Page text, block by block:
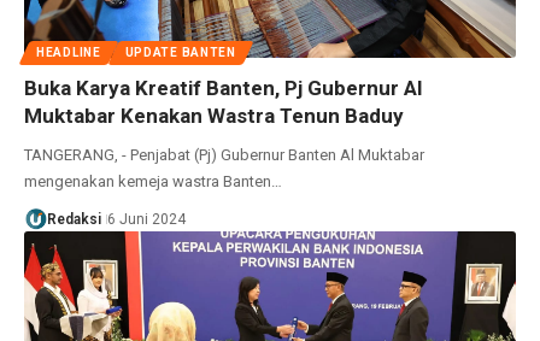
HEADLINE UPDATE BANTEN
Buka Karya Kreatif Banten, Pj Gubernur Al
Muktabar Kenakan Wastra Tenun Baduy
TANGERANG, - Penjabat (Pj) Gubernur Banten Al Muktabar
mengenakan kemeja wastra Banten…
Redaksi 6 Juni 2024